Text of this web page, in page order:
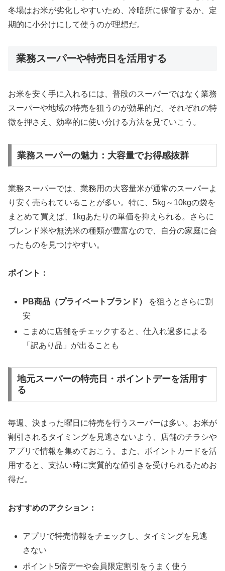
冬場はお米が劣化しやすいため、冷暗所に保管するか、定
期的に小分けにして使うのが理想だ。
業務スーパーや特売日を活用する
お米を安く手に入れるには、普段のスーパーではなく業務
スーパーや地域の特売を狙うのが効果的だ。それぞれの特
徴を押さえ、効率的に使い分ける方法を見ていこう。
業務スーパーの魅力：大容量でお得感抜群
業務スーパーでは、業務用の大容量米が通常のスーパーよ
り安く売られていることが多い。特に、5kg～10kgの袋を
まとめて買えば、1kgあたりの単価を抑えられる。さらに
ブレンド米や無洗米の種類が豊富なので、自分の家庭に合
ったものを見つけやすい。
ポイント：
PB商品（プライベートブランド）
を狙うとさらに割
安
こまめに店舗をチェックすると、仕入れ過多による
「訳あり品」が出ることも
地元スーパーの特売日・ポイントデーを活用す
る
毎週、決まった曜日に特売を行うスーパーは多い。お米が
割引されるタイミングを見逃さないよう、店舗のチラシや
アプリで情報を集めておこう。また、ポイントカードを活
用すると、支払い時に実質的な値引きを受けられるためお
得だ。
おすすめのアクション：
アプリで特売情報をチェックし、タイミングを見逃
さない
ポイント5倍デーや会員限定割引をうまく使う